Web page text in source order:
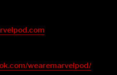
wearemarvelpod/⁠⁠⁠⁠⁠⁠⁠⁠⁠⁠⁠⁠⁠⁠⁠⁠⁠⁠⁠⁠⁠⁠⁠⁠⁠⁠⁠⁠⁠⁠⁠⁠⁠⁠⁠⁠⁠⁠⁠⁠⁠⁠⁠⁠⁠⁠⁠⁠⁠⁠⁠⁠⁠⁠⁠⁠⁠⁠⁠⁠⁠⁠⁠⁠⁠⁠⁠⁠⁠⁠⁠⁠⁠⁠⁠